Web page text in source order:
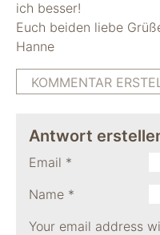
ich besser!
Euch beiden liebe
Hanne
KOMMENTAR
Antwort
Your email address
Name *
Email *